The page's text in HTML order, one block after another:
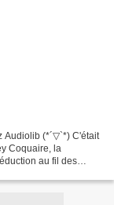
Audiolib (*´▽`*) C'était
Coquaire, la
au fil des